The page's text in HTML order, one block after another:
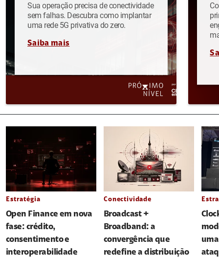
Sua operação precisa de conectividade
sem falhas. Descubra como implantar
uma rede 5G privativa do zero.
Saiba mais
Estratégia
Open Finance em nova
fase: crédito,
consentimento e
interoperabilidade
Conectividade
Broadcast +
Broadband: a
convergência que
redefine a distribuição